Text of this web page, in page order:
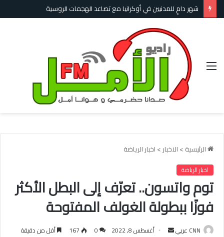
شهر دامٍ للمدنيين في أوكرانيا مع تصاعد الهجمات الروسية
القائمة
الرئيسية > الاخبار > اخبار الرياضة
اخبار الرياضة
توم واتسون.. تعرّف إلى البطل الأكثر
فوزًا ببطولة الغولف المفتوحة
CNN عربي أغسطس 8, 2022 0
167 أقل من دقيقة